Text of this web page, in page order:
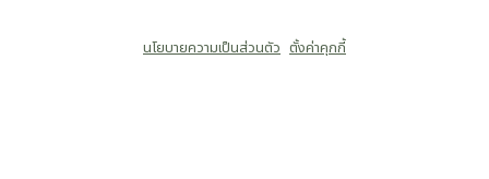
นโยบายความเป็นส่วนตัว ตั้งค่าคุกกี้